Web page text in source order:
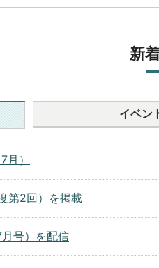
新
イベン
）
第2回）を掲載
号）を配信